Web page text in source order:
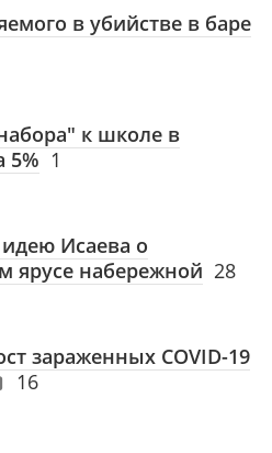
в убийстве в баре
к школе в
5% 1
Исаева о
ярусе набережной 28
зараженных COVID-19
16